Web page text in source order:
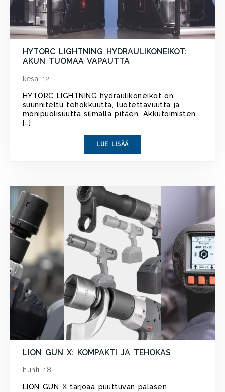
HYTORC LIGHTNING HYDRAULIKONEIKOT:
AKUN TUOMAA VAPAUTTA
kesä 12
HYTORC LIGHTNING hydraulikoneikot on
suunniteltu tehokkuutta, luotettavuutta ja
monipuolisuutta silmällä pitäen. Akkutoimisten
[…]
LUE LISÄÄ
LION GUN X: KOMPAKTI JA TEHOKAS
huhti 18
LION GUN X tarjoaa puuttuvan palasen